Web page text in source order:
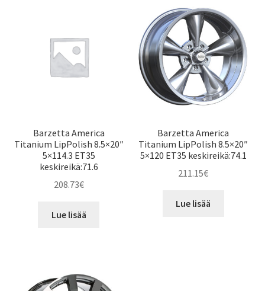
Barzetta America
Titanium LipPolish 8.5×20″
5×114.3 ET35
keskireikä:71.6
208.73€
Lue lisää
Barzetta America
Titanium LipPolish 8.5×20″
5×120 ET35 keskireikä:74.1
211.15€
Lue lisää